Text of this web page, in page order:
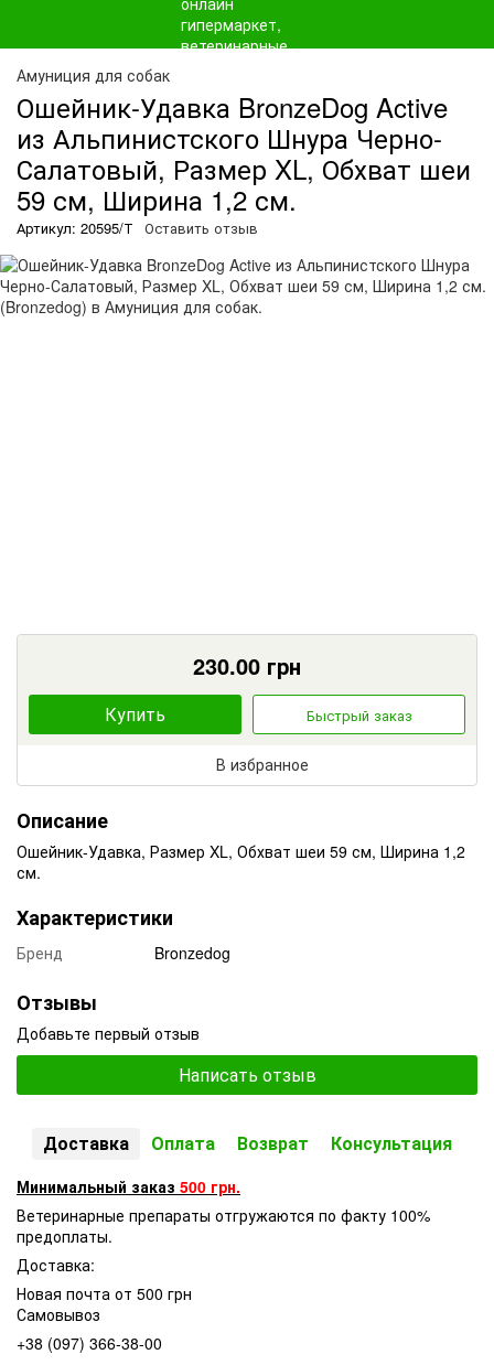
Амуниция для собак
Ошейник-Удавка BronzeDog Active
из Альпинистского Шнура Черно-
Салатовый, Размер XL, Обхват шеи
59 см, Ширина 1,2 см.
Артикул: 20595/Т Оставить отзыв
230.00 грн
Купить Быстрый заказ
В избранное
Описание
Ошейник-Удавка, Размер XL, Обхват шеи 59 см, Ширина 1,2
см.
Характеристики
Бренд Bronzedog
Отзывы
Добавьте первый отзыв
Написать отзыв
Доставка Оплата Возврат Консультация
Минимальный заказ 500 грн.
Ветеринарные препараты отгружаются по факту 100%
предоплаты.
Доставка:
Новая почта от 500 грн
Самовывоз
+38 (097) 366-38-00